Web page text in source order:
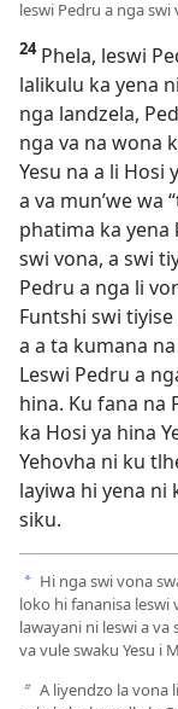
leswi Pedru a nga swi
24Phela, leswi
lalikulu ka yena
nga landzela,
nga va na wona
Yesu na a li
a va mun’we
phatima ka yena
swi vona, a swi
Pedru a nga li
Funtshi swi
a a ta kumana
Leswi Pedru a
hina. Ku fana na
ka Hosi ya hina
Yehovha ni ku
layiwa hi yena ni
siku.
a Hi nga swi vona
loko hi fananisa leswi
lawayani ni leswi a
va vule swaku Yesu i
b A liyendzo la vona